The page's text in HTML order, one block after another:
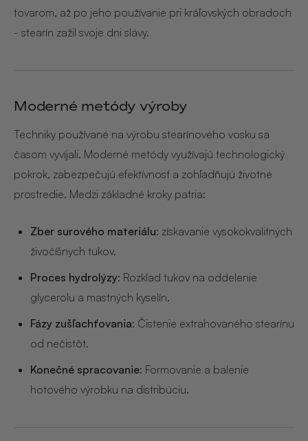
tovarom, až po jeho používanie pri kráľovských obradoch
- stearín zažil svoje dni slávy.
Moderné metódy výroby
Techniky používané na výrobu stearínového vosku sa
časom vyvíjali. Moderné metódy využívajú technologický
pokrok, zabezpečujú efektívnosť a zohľadňujú životné
prostredie. Medzi základné kroky patria:
Zber surového materiálu: získavanie vysokokvalitných
živočíšnych tukov.
Proces hydrolýzy: Rozklad tukov na oddelenie
glycerolu a mastných kyselín.
Fázy zušľachťovania: Čistenie extrahovaného stearínu
od nečistôt.
Konečné spracovanie: Formovanie a balenie
hotového výrobku na distribúciu.